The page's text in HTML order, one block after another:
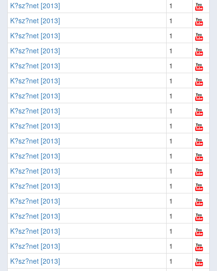
K?sz?net [2013]
1
K?sz?net [2013]
1
K?sz?net [2013]
1
K?sz?net [2013]
1
K?sz?net [2013]
1
K?sz?net [2013]
1
K?sz?net [2013]
1
K?sz?net [2013]
1
K?sz?net [2013]
1
K?sz?net [2013]
1
K?sz?net [2013]
1
K?sz?net [2013]
1
K?sz?net [2013]
1
K?sz?net [2013]
1
K?sz?net [2013]
1
K?sz?net [2013]
1
K?sz?net [2013]
1
K?sz?net [2013]
1